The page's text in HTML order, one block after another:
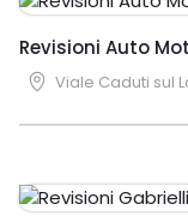
Revisioni Auto
Viale Caduti sul